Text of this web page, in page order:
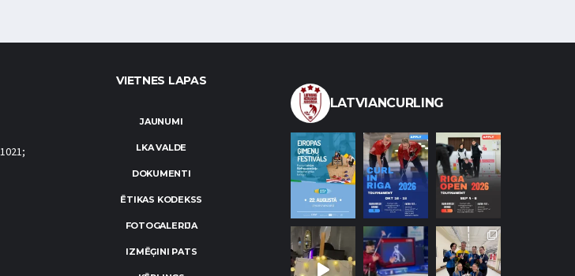
VIETNES LAPAS
JAUNUMI
LKA VALDE
DOKUMENTI
ĒTIKAS KODEKSS
FOTOGALERIJA
IZMĒĢINI PATS
LATVIANCURLING